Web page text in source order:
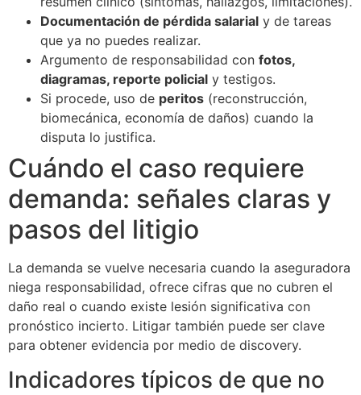
Documentación de pérdida salarial y de tareas
que ya no puedes realizar.
Argumento de responsabilidad con fotos,
diagramas, reporte policial y testigos.
Si procede, uso de peritos (reconstrucción,
biomecánica, economía de daños) cuando la
disputa lo justifica.
Cuándo el caso requiere
demanda: señales claras y
pasos del litigio
La demanda se vuelve necesaria cuando la aseguradora
niega responsabilidad, ofrece cifras que no cubren el
daño real o cuando existe lesión significativa con
pronóstico incierto. Litigar también puede ser clave
para obtener evidencia por medio de discovery.
Indicadores típicos de que no